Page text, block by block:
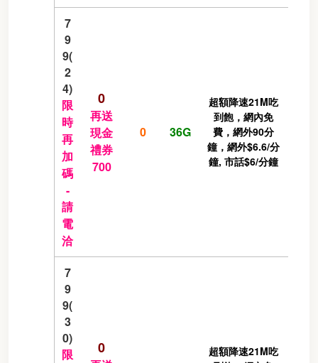
7
9
9(
2
4)
限
時
再
加
碼
-
請
電
洽
0
再送
現金
禮券
700
0 36G
超額降速21M吃
到飽，網內免
費，網外90分
鐘，網外$6.6/分
鐘, 市話$6/分鐘
7
9
9(
3
0)
限
0
超額降速21M吃